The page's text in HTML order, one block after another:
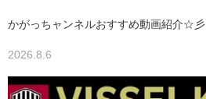
かがっちャンネルおすすめ動画紹介☆彡
2026.8.6